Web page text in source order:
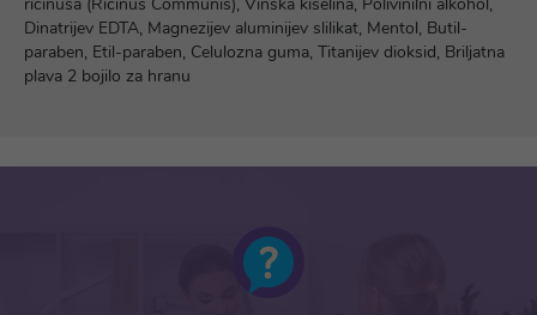
Dinatrijev EDTA, Magnezijev aluminijev slilikat, Mentol, Butil-
paraben, Etil-paraben, Celulozna guma, Titanijev dioksid, Briljatna
plava 2 bojilo za hranu